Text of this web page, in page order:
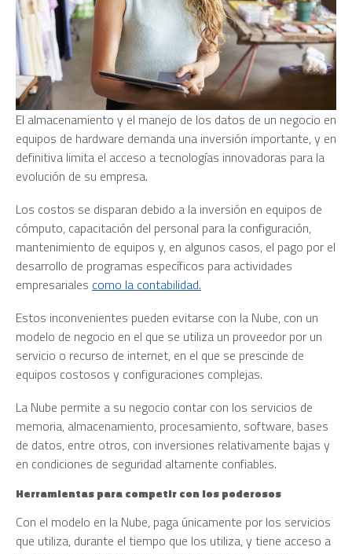
El almacenamiento y el manejo de los datos de un negocio en
equipos de hardware demanda una inversión importante, y en
definitiva limita el acceso a tecnologías innovadoras para la
evolución de su empresa.
Los costos se disparan debido a la inversión en equipos de
cómputo, capacitación del personal para la configuración,
mantenimiento de equipos y, en algunos casos, el pago por el
desarrollo de programas específicos para actividades
empresariales como la contabilidad.
Estos inconvenientes pueden evitarse con la Nube, con un
modelo de negocio en el que se utiliza un proveedor por un
servicio o recurso de internet, en el que se prescinde de
equipos costosos y configuraciones complejas.
La Nube permite a su negocio contar con los servicios de
memoria, almacenamiento, procesamiento, software, bases
de datos, entre otros, con inversiones relativamente bajas y
en condiciones de seguridad altamente confiables.
Herramientas para competir con los poderosos
Con el modelo en la Nube, paga únicamente por los servicios
que utiliza, durante el tiempo que los utiliza, y tiene acceso a